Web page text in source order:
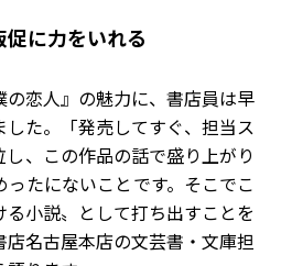
に力をいれる
恋人』の魅力に、書店員は早
た。「発売してすぐ、担当ス
、この作品の話で盛り上がり
たにないことです。そこでこ
小説〟として打ち出すことを
名古屋本店の文芸書・文庫担